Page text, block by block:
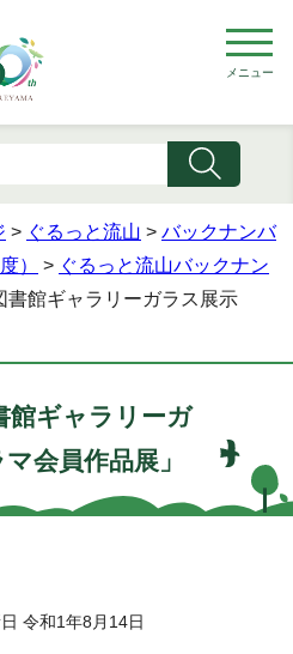
メニュー
> ぐるっと流山 > バックナンバ
） > ぐるっと流山バックナン
書館ギャラリーガラス展示
館ギャラリーガ
会員作品展」
令和1年8月14日